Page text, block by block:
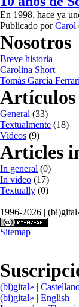
En 1998, hace ya
Publicado porCarol
Nosotros
Breve historia
Carolina Short
Tomás García Ferrari
Artículos
General (33)
Textualmente (18)
Videos (9)
Articles
In general (0)
In video (17)
Textually (0)
1996-2026 |
Sitemap
(bi)gital» |
(bi)gital» | English